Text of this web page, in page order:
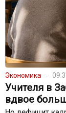
Экономика
Учителя в
вдвое